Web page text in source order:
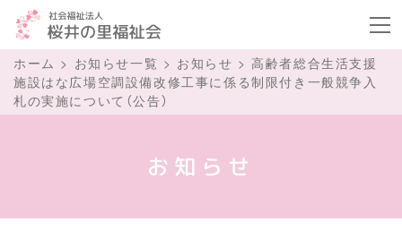
ボ
ホーム > お知らせ一覧 > お知らせ > 高齢者総合生活支援
施設はな広場空調設備改修工事に係る制限付き一般競争入
札の実施について（公告）
お知らせ